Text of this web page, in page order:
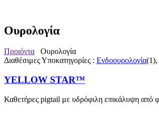
Ουρολογία
Προιόντα
Ουρολογία
Διαθέσιμες Υποκατηγορίες : Ενδοουρολογία(1),
YELLOW STAR™
Καθετήρες pigtail με υδρόφιλη επικάλυψη από